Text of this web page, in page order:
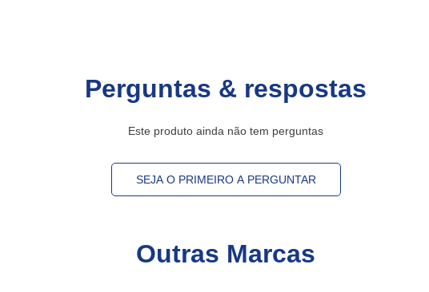
Perguntas & respostas
Este produto ainda não tem perguntas
SEJA O PRIMEIRO A PERGUNTAR
Outras Marcas